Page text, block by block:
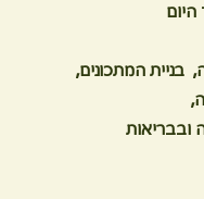
היום
המתכונים,
ובבריאות